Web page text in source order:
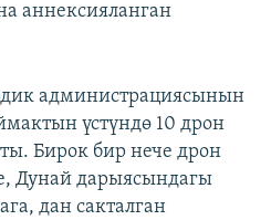
аннексияланган
администрациясынын
үстүндө 10 дрон
Бирок бир нече дрон
Дунай дарыясындагы
дан сакталган